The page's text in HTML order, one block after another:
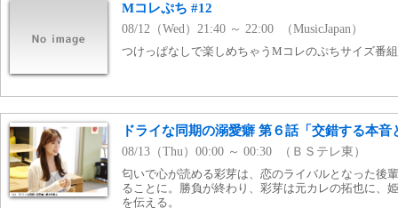
Mコレぷち #12
08/12（Wed）21:40 ～ 22:00 （MusicJapan）
つけっぱなしで楽しめちゃうMコレのぷちサイズ番
ドライな同期の溺愛癖 第６話「交錯する本音
08/13（Thu）00:00 ～ 00:30 （ＢＳテレ東）
匂いで心が読める彩芽は、恋のライバルとなった後
ることに。勝負が終わり、彩芽は元カレの拓也に、
を伝える。